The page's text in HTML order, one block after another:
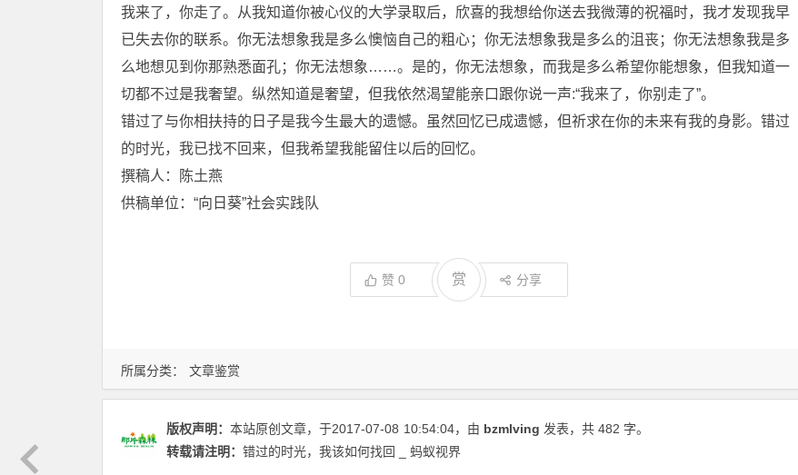
所属分类： 文章鉴赏
我来了，你走了。从我知道你被心仪的大学录取后，欣喜的我想给你送去我微薄的祝福时，我才发现我早
已失去你的联系。你无法想象我是多么懊恼自己的粗心；你无法想象我是多么的沮丧；你无法想象我是多
么地想见到你那熟悉面孔；你无法想象……。是的，你无法想象，而我是多么希望你能想象，但我知道一
切都不过是我奢望。纵然知道是奢望，但我依然渴望能亲口跟你说一声:“我来了，你别走了”。
错过了与你相扶持的日子是我今生最大的遗憾。虽然回忆已成遗憾，但祈求在你的未来有我的身影。错过
的时光，我已找不回来，但我希望我能留住以后的回忆。
撰稿人：陈土燕
供稿单位：“向日葵”社会实践队
赞 0 赏 分享
版权声明： 本站原创文章，于2017-07-08 10:54:04，由 bzmlving 发表，共 482 字。
转载请注明： 错过的时光，我该如何找回 _ 蚂蚁视界